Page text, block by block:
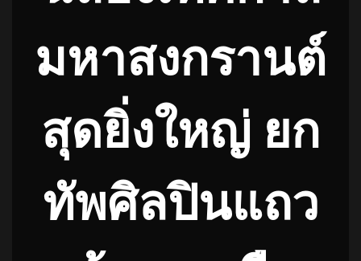
มหาสงกรานต์
สุดยิ่งใหญ่ ยก
ทัพศิลปินแถว